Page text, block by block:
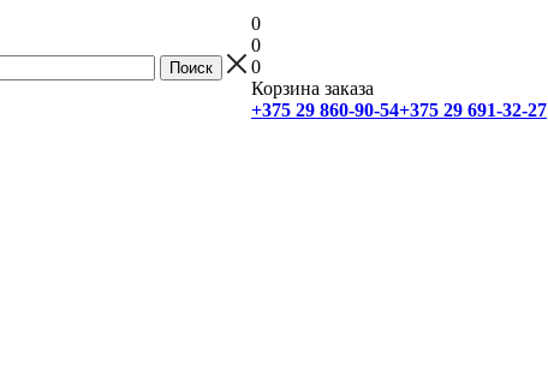
0
0
0
Корзина заказа
+375 29 860-90-54+375 29 691-32-27